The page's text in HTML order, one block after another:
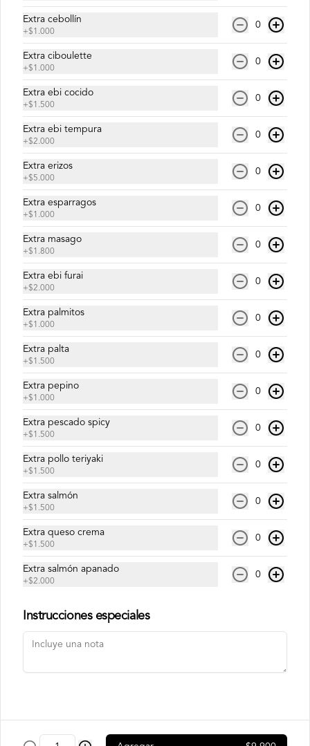
Fideos de trigo integral, verduras
Conócenos
Despacho
Términos y condiciones
Política de privacidad
Redes sociales
Instagram
Iniciar sesión
Extra cebollín
+$1.000
0
Extra ciboulette
+$1.000
0
Extra ebi cocido
+$1.500
0
Extra ebi tempura
+$2.000
0
Extra erizos
+$5.000
0
Extra esparragos
+$1.000
0
Extra masago
+$1.800
0
Extra ebi furai
+$2.000
0
Extra palmitos
+$1.000
0
Extra palta
+$1.500
0
Extra pepino
+$1.000
0
Extra pescado spicy
+$1.500
0
Extra pollo teriyaki
+$1.500
0
Extra salmón
+$1.500
0
Extra queso crema
+$1.500
0
Extra salmón apanado
+$2.000
0
Instrucciones especiales